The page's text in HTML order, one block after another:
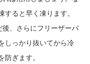
ると早く凍ります。
後、さらにフリーザーバ
しっかり抜いてから冷
防ぎます。